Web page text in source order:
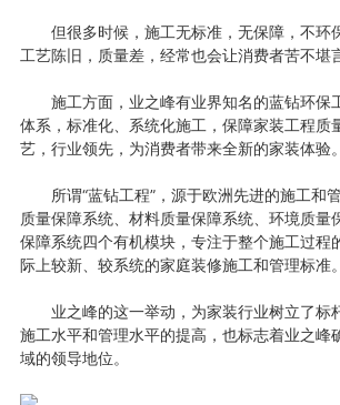
但很多时候，施工无标准，无保障，不环
工艺陈旧，质量差，经常也会让消费者苦不堪
施工方面，业之峰有业界知名的蓝钻环保
体系，标准化、系统化施工，保障家装工程质
艺，行业领先，为消费者带来全新的家装体验。
所谓“蓝钻工程”，源于欧洲先进的施工和
质量保障系统、材料质量保障系统、环境质量
保障系统四个有机模块，专注于整个施工过程
际上较新、较系统的家庭装修施工和管理标准。
业之峰的这一举动，为家装行业树立了标
施工水平和管理水平的提高，也标志着业之峰
域的领导地位。